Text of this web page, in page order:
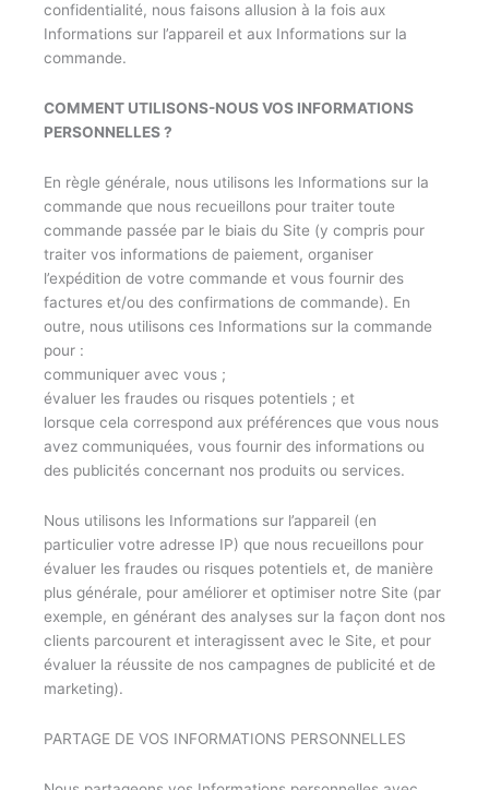
confidentialité, nous faisons allusion à la fois aux
Informations sur l’appareil et aux Informations sur la
commande.
COMMENT UTILISONS-NOUS VOS INFORMATIONS
PERSONNELLES ?
En règle générale, nous utilisons les Informations sur la
commande que nous recueillons pour traiter toute
commande passée par le biais du Site (y compris pour
traiter vos informations de paiement, organiser
l’expédition de votre commande et vous fournir des
factures et/ou des confirmations de commande). En
outre, nous utilisons ces Informations sur la commande
pour :
communiquer avec vous ;
évaluer les fraudes ou risques potentiels ; et
lorsque cela correspond aux préférences que vous nous
avez communiquées, vous fournir des informations ou
des publicités concernant nos produits ou services.
Nous utilisons les Informations sur l’appareil (en
particulier votre adresse IP) que nous recueillons pour
évaluer les fraudes ou risques potentiels et, de manière
plus générale, pour améliorer et optimiser notre Site (par
exemple, en générant des analyses sur la façon dont nos
clients parcourent et interagissent avec le Site, et pour
évaluer la réussite de nos campagnes de publicité et de
marketing).
PARTAGE DE VOS INFORMATIONS PERSONNELLES